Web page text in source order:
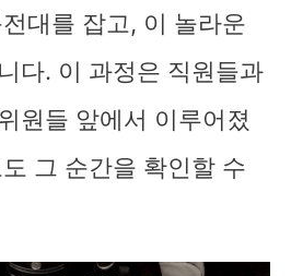
대를 잡고, 이 놀라운
다. 이 과정은 직원들과
원들 앞에서 이루어졌
그 순간을 확인할 수